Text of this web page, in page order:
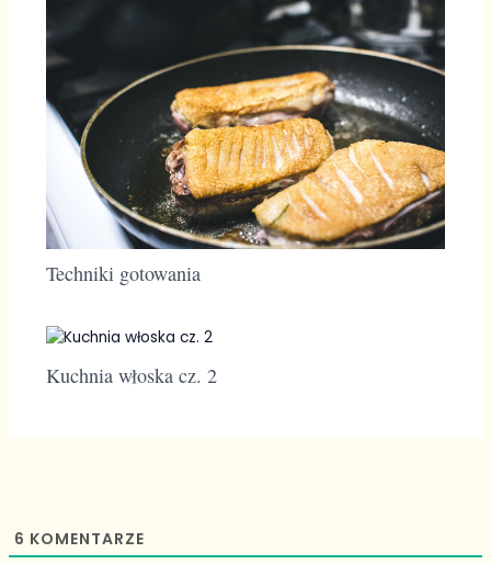
Techniki gotowania
Kuchnia włoska cz. 2
6 KOMENTARZE